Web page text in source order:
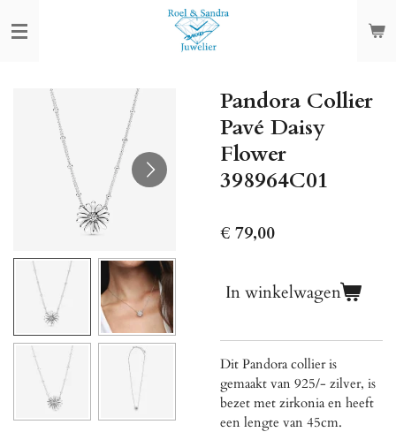
direct
hoofdinhoud
Pandora Collier
Pavé Daisy
Flower
398964C01
€ 79,00
In winkelwagen
Dit Pandora collier is
gemaakt van 925/- zilver, is
bezet met zirkonia en heeft
een lengte van 45cm.